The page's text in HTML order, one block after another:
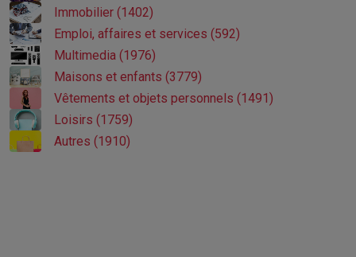
Immobilier (1402)
Emploi, affaires et services (592)
Multimedia (1976)
Maisons et enfants (3779)
Vêtements et objets personnels (1491)
Loisirs (1759)
Autres (1910)